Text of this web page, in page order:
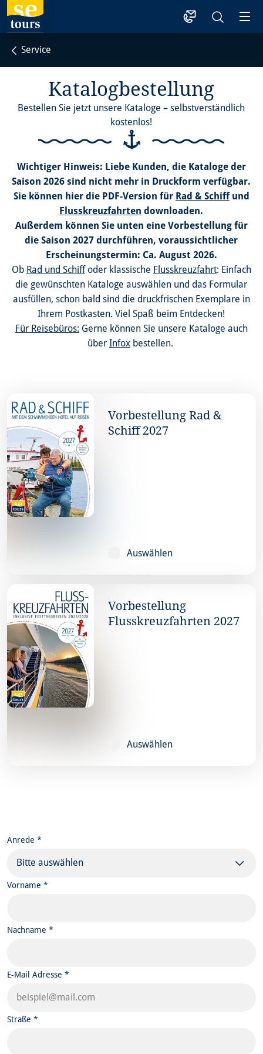
1
Service
Katalogbestellung
Bestellen Sie jetzt unsere Kataloge – selbstverständlich
kostenlos!
Wichtiger Hinweis: Liebe Kunden, die Kataloge der
Saison 2026 sind nicht mehr in Druckform verfügbar.
Sie können hier die PDF-Version für Rad & Schiffund
Flusskreuzfahrten downloaden.
Außerdem können Sie unten eine Vorbestellung für
die Saison 2027 durchführen, voraussichtlicher
Erscheinungstermin: Ca. August 2026.
Ob Rad und Schiffoder klassische Flusskreuzfahrt: Einfach
die gewünschten Kataloge auswählen und das Formular
ausfüllen, schon bald sind die druckfrischen Exemplare in
Ihrem Postkasten. Viel Spaß beim Entdecken!
Für Reisebüros: Gerne können Sie unsere Kataloge auch
über Infoxbestellen.
Vorbestellung Rad &
Schiff 2027
Auswählen
Vorbestellung
Flusskreuzfahrten 2027
Auswählen
Anrede *
Bitte auswählen
Vorname *
Nachname *
E-Mail Adresse *
Straße *